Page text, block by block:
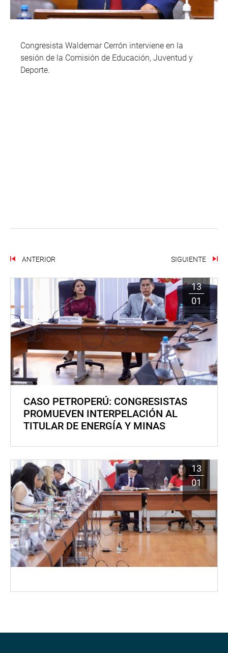
Congresista Waldemar Cerrón interviene en la
sesión de la Comisión de Educación, Juventud y
Deporte.
ANTERIOR SIGUIENTE
13
01
CASO PETROPERÚ: CONGRESISTAS
PROMUEVEN INTERPELACIÓN AL
TITULAR DE ENERGÍA Y MINAS
13
01